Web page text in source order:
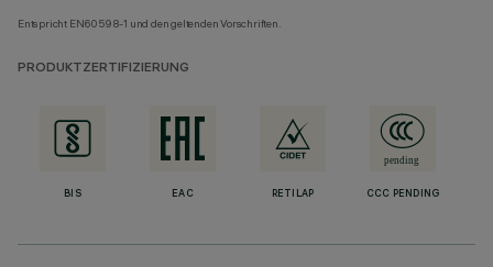
Entspricht EN60598-1 und den geltenden Vorschriften.
PRODUKTZERTIFIZIERUNG
BIS EAC RETILAP CCC PENDING